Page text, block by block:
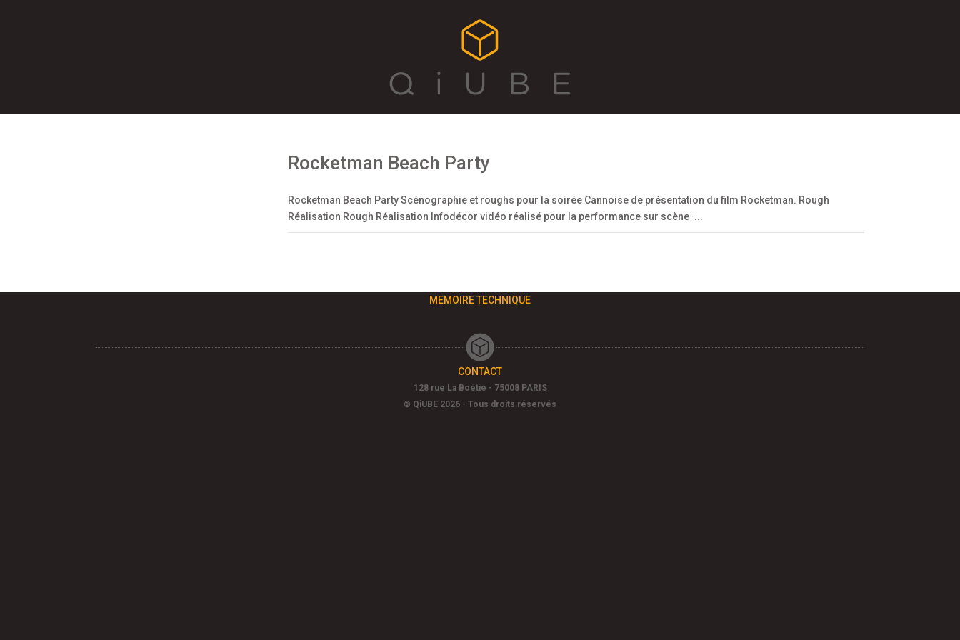
Rocketman Beach Party
Rocketman Beach Party Scénographie et roughs pour la soirée Cannoise de présentation du film Rocketman. Rough
Réalisation Rough Réalisation Infodécor vidéo réalisé pour la performance sur scène ·...
MEMOIRE TECHNIQUE
CONTACT
128 rue La Boétie - 75008 PARIS
© QiUBE 2026 - Tous droits réservés